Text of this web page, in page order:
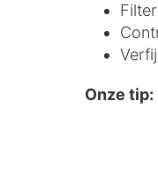
Onze tip: